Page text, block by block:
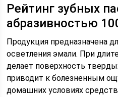
Рейтинг зубных
абразивностью
Продукция предназначена
осветления эмали. При
делает поверхность
приводит к болезненным
домашних условиях